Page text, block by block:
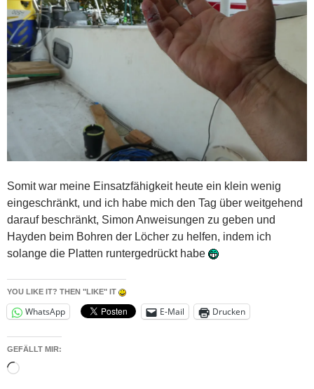
Somit war meine Einsatzfähigkeit heute ein klein wenig
eingeschränkt, und ich habe mich den Tag über weitgehend
darauf beschränkt, Simon Anweisungen zu geben und
Hayden beim Bohren der Löcher zu helfen, indem ich
solange die Platten runtergedrückt habe
YOU LIKE IT? THEN "LIKE" IT
WhatsApp E-Mail Drucken
GEFÄLLT MIR:
Wird